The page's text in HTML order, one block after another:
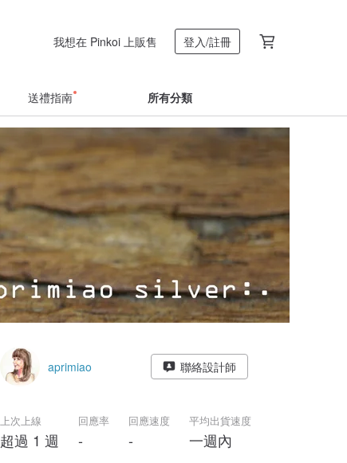
我想在 Pinkoi 上販售 登入/註冊
送禮指南 所有分類
aprimiao 聯絡設計師
上次上線
超過 1 週
回應率
-
回應速度
-
平均出貨速度
一週內